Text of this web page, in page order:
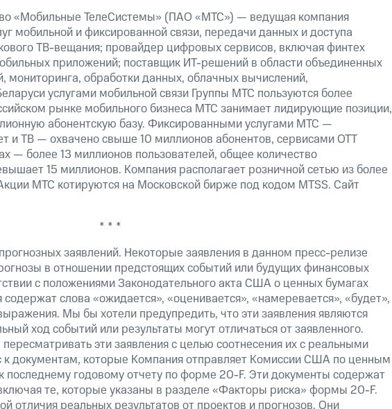
«Мобильные ТелеСистемы» (ПАО «МТС») — ведущая компания
мобильной и фиксированной связи, передачи данных и доступа
ТВ-вещания; провайдер цифровых сервисов, включая финтех
приложений; поставщик ИТ-решений в области объединенных
мониторинга, обработки данных, облачных вычислений,
услугами мобильной связи Группы МТС пользуются более
рынке мобильного бизнеса МТС занимает лидирующие позиции,
абонентскую базу. Фиксированными услугами МТС —
и ТВ — охвачено свыше 10 миллионов абонентов, сервисами OTT
— более 13 миллионов пользователей, общее количество
15 миллионов. Компания располагает розничной сетью из более
МТС котируются на Московской бирже под кодом MTSS. Сайт
* * *
заявлений. Некоторые заявления в данном пресс-релизе
в отношении предстоящих событий или будущих финансовых
с положениями Законодательного акта США о ценных бумагах
слова «ожидается», «оценивается», «намеревается», «будет»,
Мы бы хотели предупредить, что эти заявления являются
ход событий или результаты могут отличаться от заявленного.
эти заявления с целью соотнесения их с реальными
документам, которые Компания отправляет Комиссии США по ценным
последнему годовому отчету по форме 20-F. Эти документы содержат
те, которые указаны в разделе «Факторы риска» формы 20-F.
отличия реальных результатов от проектов и прогнозов. Они